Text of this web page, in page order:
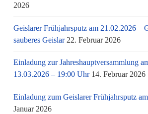
2026
Geislarer Frühjahrsputz am 21.02.2026 –
sauberes Geislar 22. Februar 2026
Einladung zur Jahreshauptversammlung
13.03.2026 – 19:00 Uhr 14. Februar 2026
Einladung zum Geislarer Frühjahrsputz
Januar 2026